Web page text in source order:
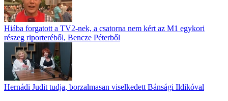
Hiába forgatott a TV2-nek, a csatorna nem kért az M1 egykori
részeg riporteréből, Bencze Péterből
Hernádi Judit tudja, borzalmasan viselkedett Bánsági Ildikóval